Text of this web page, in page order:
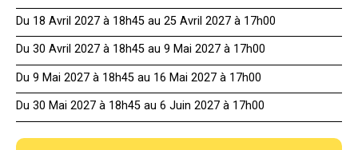
Du 18 Avril 2027 à 18h45 au 25 Avril 2027 à 17h00
Du 30 Avril 2027 à 18h45 au 9 Mai 2027 à 17h00
Du 9 Mai 2027 à 18h45 au 16 Mai 2027 à 17h00
Du 30 Mai 2027 à 18h45 au 6 Juin 2027 à 17h00